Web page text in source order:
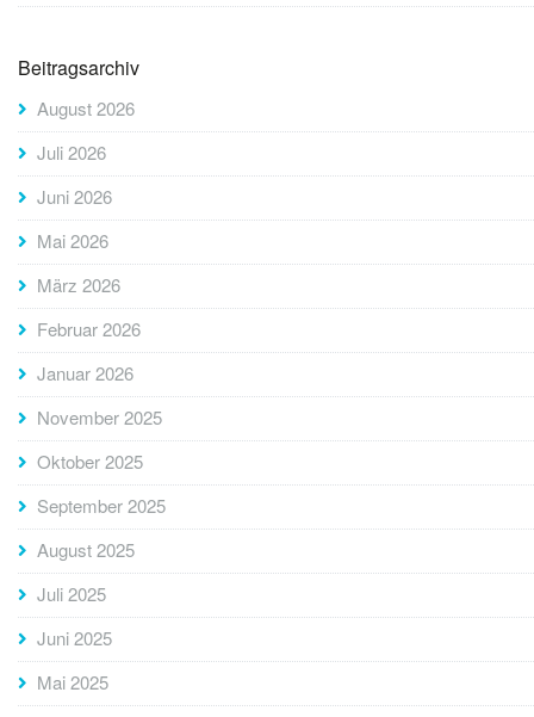
Beitragsarchiv
August 2026
Juli 2026
Juni 2026
Mai 2026
März 2026
Februar 2026
Januar 2026
November 2025
Oktober 2025
September 2025
August 2025
Juli 2025
Juni 2025
Mai 2025